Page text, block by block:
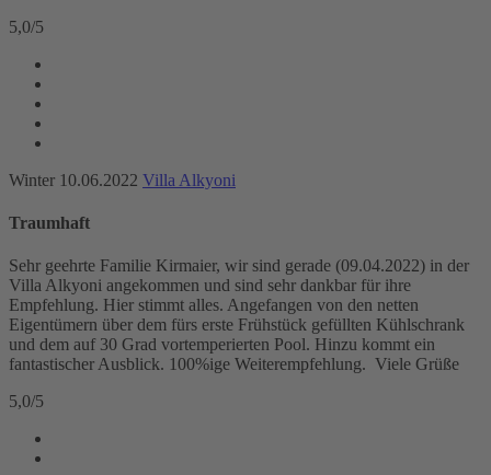
5,0/5
Winter 10.06.2022 Villa Alkyoni
Traumhaft
Sehr geehrte Familie Kirmaier, wir sind gerade (09.04.2022) in der
Villa Alkyoni angekommen und sind sehr dankbar für ihre
Empfehlung. Hier stimmt alles. Angefangen von den netten
Eigentümern über dem fürs erste Frühstück gefüllten Kühlschrank
und dem auf 30 Grad vortemperierten Pool. Hinzu kommt ein
fantastischer Ausblick. 100%ige Weiterempfehlung. Viele Grüße
5,0/5